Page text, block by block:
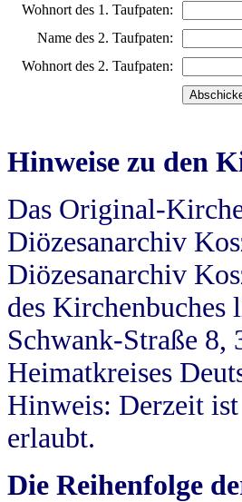
Wohnort des 1. Taufpaten:
Name des 2. Taufpaten:
Wohnort des 2. Taufpaten:
Hinweise zu den
Das Original-
Diözesanarchiv
Diözesanarchiv
des Kirchenbuches
Schwank-Straße 8,
Heimatkreises
Hinweis: Derzeit
erlaubt.
Die Reihenfolge